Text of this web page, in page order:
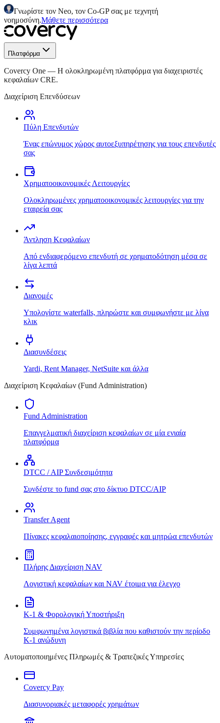
Γνωρίστε τον Neo, τον Co-GP σας με τεχνητή
νοημοσύνη.Μάθετε περισσότερα
Πλατφόρμα
Covercy One — Η ολοκληρωμένη πλατφόρμα για διαχειριστές
κεφαλαίων CRE.
Διαχείριση Επενδύσεων
Πύλη Επενδυτών
Ένας επώνυμος χώρος αυτοεξυπηρέτησης για τους επενδυτές
σας
Χρηματοοικονομικές Λειτουργίες
Ολοκληρωμένες χρηματοοικονομικές λειτουργίες για την
εταιρεία σας
Άντληση Κεφαλαίων
Από ενδιαφερόμενο επενδυτή σε χρηματοδότηση μέσα σε
λίγα λεπτά
Διανομές
Υπολογίστε waterfalls, πληρώστε και συμφωνήστε με λίγα
κλικ
Διασυνδέσεις
Yardi, Rent Manager, NetSuite και άλλα
Διαχείριση Κεφαλαίων (Fund Administration)
Fund Administration
Επαγγελματική διαχείριση κεφαλαίων σε μία ενιαία
πλατφόρμα
DTCC / AIP Συνδεσιμότητα
Συνδέστε το fund σας στο δίκτυο DTCC/AIP
Transfer Agent
Πίνακες κεφαλαιοποίησης, εγγραφές και μητρώα επενδυτών
Πλήρης Διαχείριση NAV
Λογιστική κεφαλαίων και NAV έτοιμα για έλεγχο
K-1 & Φορολογική Υποστήριξη
Συμφωνημένα λογιστικά βιβλία που καθιστούν την περίοδο
K-1 ανώδυνη
Αυτοματοποιημένες Πληρωμές & Τραπεζικές Υπηρεσίες
Covercy Pay
Διασυνοριακές μεταφορές χρημάτων